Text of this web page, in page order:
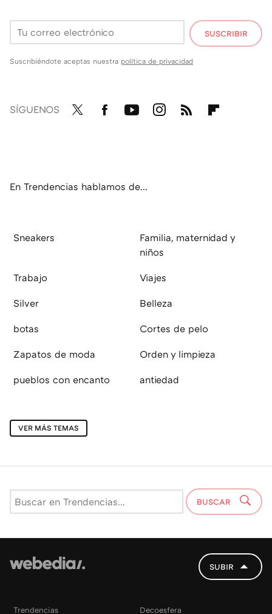
SUSCRIBIR
Suscribiéndote aceptas nuestra política de privacidad
SÍGUENOS
En Trendencias hablamos de...
Sneakers
Familia, maternidad y
niños
Trabajo Viajes
Silver Belleza
botas Cortes de pelo
Zapatos de moda Orden y limpieza
pueblos con encanto antiedad
VER MÁS TEMAS
BUSCAR
SUBIR
Trendencias Decoesfera